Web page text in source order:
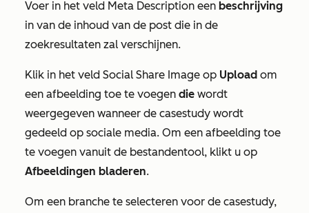
Voer in het veld Meta Description een beschrijving
in van de inhoud van de post die in de
zoekresultaten zal verschijnen.
Klik in het veld Social Share Image op Upload om
een afbeelding toe te voegen die wordt
weergegeven wanneer de casestudy wordt
gedeeld op sociale media. Om een afbeelding toe
te voegen vanuit de bestandentool, klikt u op
Afbeeldingen bladeren.
Om een branche te selecteren voor de casestudy,